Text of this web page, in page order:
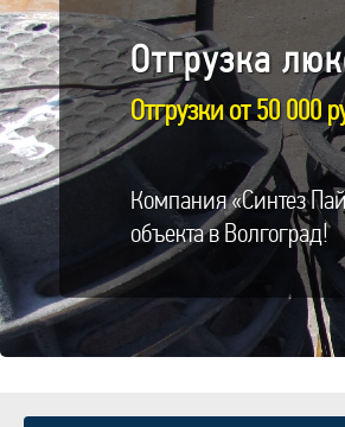
Отгрузка
Отгрузки от 50 000
Компания «Синтез
объекта в Волгоград!